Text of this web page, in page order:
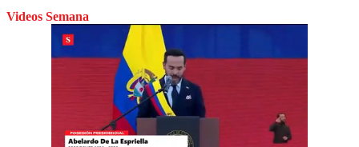
Videos Semana